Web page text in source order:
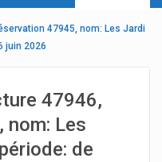
47945, nom: Les Jardi
juin 2026
47946,
nom: Les
de